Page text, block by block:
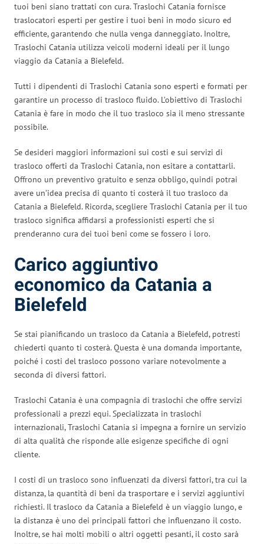
tuoi beni siano trattati con cura. Traslochi Catania fornisce
traslocatori esperti per gestire i tuoi beni in modo sicuro ed
efficiente, garantendo che nulla venga danneggiato. Inoltre,
Traslochi Catania utilizza veicoli moderni ideali per il lungo
viaggio da Catania a Bielefeld.
Tutti i dipendenti di Traslochi Catania sono esperti e formati per
garantire un processo di trasloco fluido. L’obiettivo di Traslochi
Catania è fare in modo che il tuo trasloco sia il meno stressante
possibile.
Se desideri maggiori informazioni sui costi e sui servizi di
trasloco offerti da Traslochi Catania, non esitare a contattarli.
Offrono un preventivo gratuito e senza obbligo, quindi potrai
avere un’idea precisa di quanto ti costerà il tuo trasloco da
Catania a Bielefeld. Ricorda, scegliere Traslochi Catania per il tuo
trasloco significa affidarsi a professionisti esperti che si
prenderanno cura dei tuoi beni come se fossero i loro.
Carico aggiuntivo
economico da Catania a
Bielefeld
Se stai pianificando un trasloco da Catania a Bielefeld, potresti
chiederti quanto ti costerà. Questa è una domanda importante,
poiché i costi del trasloco possono variare notevolmente a
seconda di diversi fattori.
Traslochi Catania è una compagnia di traslochi che offre servizi
professionali a prezzi equi. Specializzata in traslochi
internazionali, Traslochi Catania si impegna a fornire un servizio
di alta qualità che risponde alle esigenze specifiche di ogni
cliente.
I costi di un trasloco sono influenzati da diversi fattori, tra cui la
distanza, la quantità di beni da trasportare e i servizi aggiuntivi
richiesti. Il trasloco da Catania a Bielefeld è un viaggio lungo, e
la distanza è uno dei principali fattori che influenzano il costo.
Inoltre, se hai molti mobili o altri oggetti pesanti, il costo sarà